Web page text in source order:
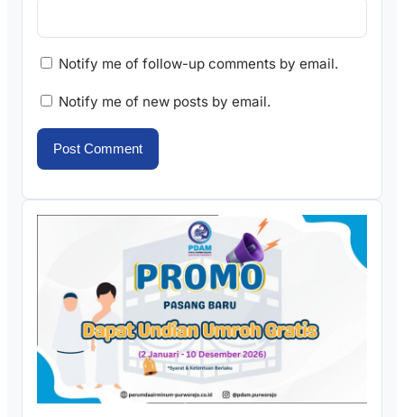
Notify me of follow-up comments by email.
Notify me of new posts by email.